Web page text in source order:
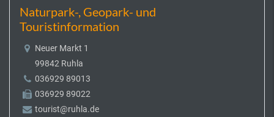
Naturpark-, Geopark- und
Touristinformation
Neuer Markt 1
99842 Ruhla
036929 89013
036929 89022
tourist@ruhla.de